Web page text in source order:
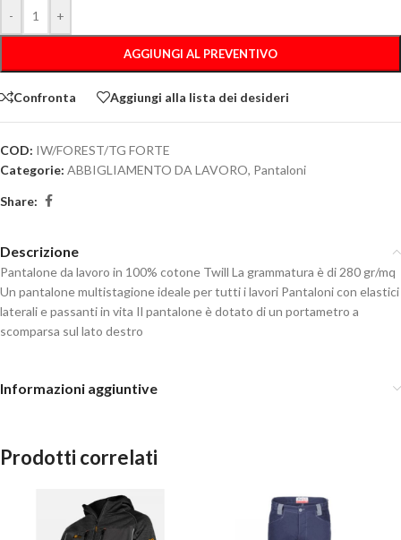
- +
AGGIUNGI AL PREVENTIVO
Confronta Aggiungi alla lista dei desideri
COD: IW/FOREST/TG FORTE
Categorie: ABBIGLIAMENTO DA LAVORO, Pantaloni
Share:
Descrizione
Pantalone da lavoro in 100% cotone Twill La grammatura è di 280 gr/mq
Un pantalone multistagione ideale per tutti i lavori Pantaloni con elastici
laterali e passanti in vita Il pantalone è dotato di un portametro a
scomparsa sul lato destro
Informazioni aggiuntive
Prodotti correlati